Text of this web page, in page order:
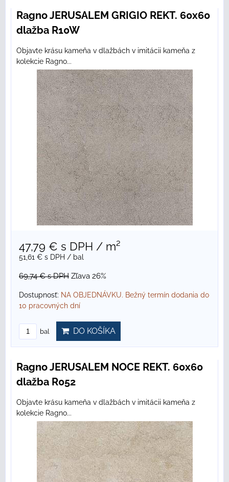
Ragno JERUSALEM GRIGIO REKT. 60x60
dlažba R10W
Objavte krásu kameňa v dlažbách v imitácii kameňa z
kolekcie Ragno...
47,79 € s DPH / m²
51,61 € s DPH / bal
69,74 €s DPH Zľava 26%
Dostupnosť: NA OBJEDNÁVKU. Bežný termín dodania do
10 pracovných dní
bal DO KOŠÍKA
Ragno JERUSALEM NOCE REKT. 60x60
dlažba R052
Objavte krásu kameňa v dlažbách v imitácii kameňa z
kolekcie Ragno...